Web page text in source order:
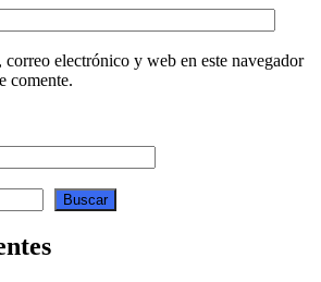
electrónico y web en este navegador
comente.
Buscar